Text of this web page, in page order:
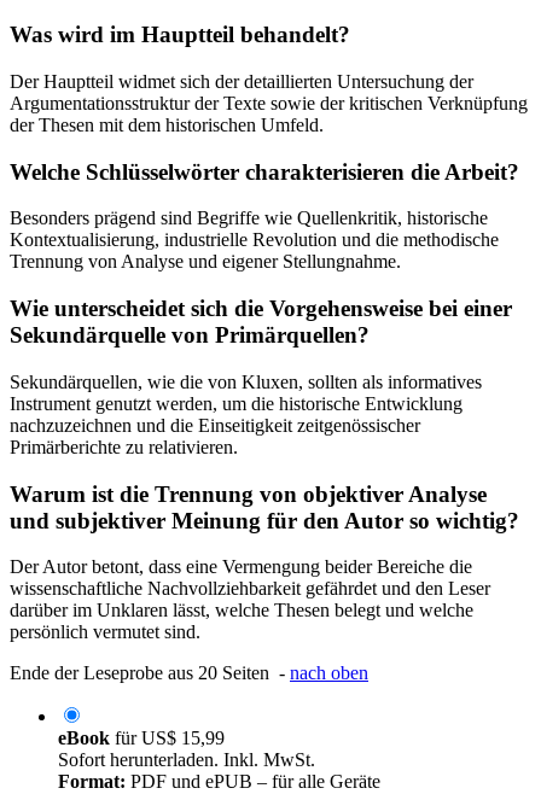
Was wird im Hauptteil behandelt?
Der Hauptteil widmet sich der detaillierten Untersuchung der
Argumentationsstruktur der Texte sowie der kritischen Verknüpfung
der Thesen mit dem historischen Umfeld.
Welche Schlüsselwörter charakterisieren die Arbeit?
Besonders prägend sind Begriffe wie Quellenkritik, historische
Kontextualisierung, industrielle Revolution und die methodische
Trennung von Analyse und eigener Stellungnahme.
Wie unterscheidet sich die Vorgehensweise bei einer
Sekundärquelle von Primärquellen?
Sekundärquellen, wie die von Kluxen, sollten als informatives
Instrument genutzt werden, um die historische Entwicklung
nachzuzeichnen und die Einseitigkeit zeitgenössischer
Primärberichte zu relativieren.
Warum ist die Trennung von objektiver Analyse
und subjektiver Meinung für den Autor so wichtig?
Der Autor betont, dass eine Vermengung beider Bereiche die
wissenschaftliche Nachvollziehbarkeit gefährdet und den Leser
darüber im Unklaren lässt, welche Thesen belegt und welche
persönlich vermutet sind.
Ende der Leseprobe aus 20 Seiten - nach oben
eBook fürUS$ 15,99
Sofort herunterladen. Inkl. MwSt.
Format: PDF und ePUB – für alle Geräte